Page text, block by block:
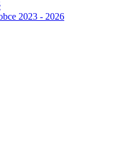
2023 - 2026